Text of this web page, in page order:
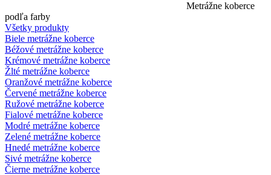
Metrážne koberce
podľa farby
Všetky produkty
Biele metrážne koberce
Béžové metrážne koberce
Krémové metrážne koberce
Žlté metrážne koberce
Oranžové metrážne koberce
Červené metrážne koberce
Ružové metrážne koberce
Fialové metrážne koberce
Modré metrážne koberce
Zelené metrážne koberce
Hnedé metrážne koberce
Sivé metrážne koberce
Čierne metrážne koberce